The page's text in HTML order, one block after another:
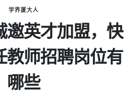
学界厦大人
邀英才加盟，快
教师招聘岗位有
哪些